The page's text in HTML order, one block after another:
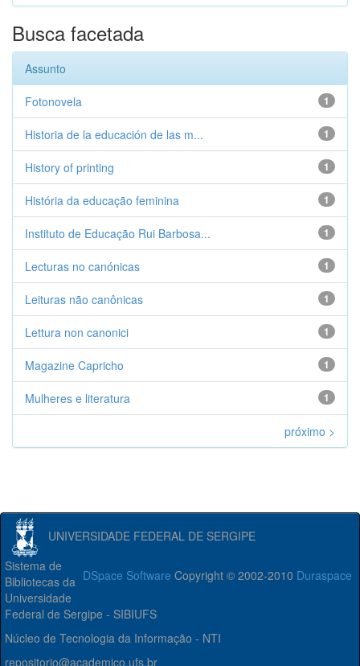
Busca facetada
Assunto
1
Fotonovela
1
Historia de la educación de las m...
1
History of printing
1
História da educação feminina
1
Instituto de Educação Rui Barbosa...
1
Lecturas no canónicas
1
Leituras não canônicas
1
Lettura non canonici
1
Magazine Capricho
1
Mulheres e literatura
próximo >
UNIVERSIDADE FEDERAL DE SERGIPE
DSpace Software Copyright © 2002-2010 Duraspace
Sistema de
Bibliotecas da
Universidade
Federal de Sergipe - SIBIUFS
Núcleo de Tecnologia da Informação - NTI
repositorio@academico.ufs.br